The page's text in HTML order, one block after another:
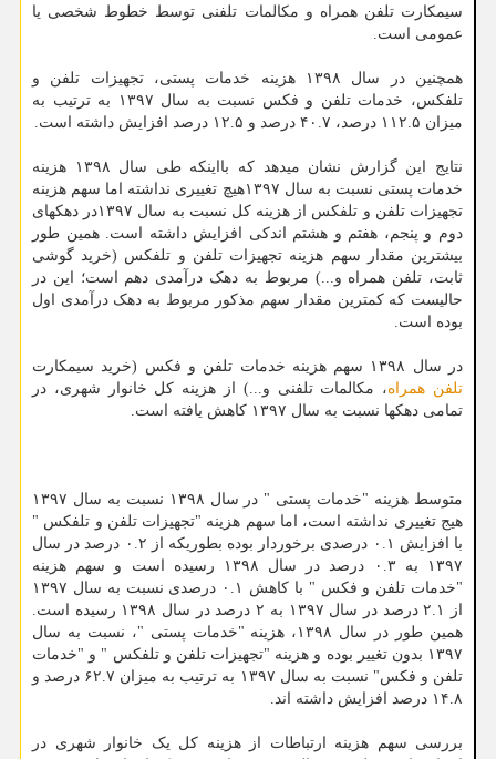
سیمکارت تلفن همراه و مکالمات تلفنی توسط خطوط شخصی یا
عمومی است.
همچنین در سال ۱۳۹۸ هزینه خدمات پستی، تجهیزات تلفن و
تلفکس، خدمات تلفن و فکس نسبت به سال ۱۳۹۷ به ترتیب به
میزان ۱۱۲.۵ درصد، ۴۰.۷ درصد و ۱۲.۵ درصد افزایش داشته است.
نتایج این گزارش نشان میدهد که بااینکه طی سال ۱۳۹۸ هزینه
خدمات پستی نسبت به سال ۱۳۹۷هیچ تغییری نداشته اما سهم هزینه
تجهیزات تلفن و تلفکس از هزینه کل نسبت به سال ۱۳۹۷در دهکهای
دوم و پنجم، هفتم و هشتم اندکی افزایش داشته است. همین طور
بیشترین مقدار سهم هزینه تجهیزات تلفن و تلفکس (خرید گوشی
ثابت، تلفن همراه و...) مربوط به دهک درآمدی دهم است؛ این در
حالیست که کمترین مقدار سهم مذکور مربوط به دهک درآمدی اول
بوده است.
در سال ۱۳۹۸ سهم هزینه خدمات تلفن و فکس (خرید سیمکارت
تلفن همراه، مکالمات تلفنی و...) از هزینه کل خانوار شهری، در
تمامی دهکها نسبت به سال ۱۳۹۷ کاهش یافته است.
متوسط هزینه "خدمات پستی " در سال ۱۳۹۸ نسبت به سال ۱۳۹۷
هیج تغییری نداشته است، اما سهم هزینه "تجهیزات تلفن و تلفکس "
با افزایش ۰.۱ درصدی برخوردار بوده بطوریکه از ۰.۲ درصد در سال
۱۳۹۷ به ۰.۳ درصد در سال ۱۳۹۸ رسیده است و سهم هزینه
"خدمات تلفن و فکس " با کاهش ۰.۱ درصدی نسبت به سال ۱۳۹۷
از ۲.۱ درصد در سال ۱۳۹۷ به ۲ درصد در سال ۱۳۹۸ رسیده است.
همین طور در سال ۱۳۹۸، هزینه "خدمات پستی "، نسبت به سال
۱۳۹۷ بدون تغییر بوده و هزینه "تجهیزات تلفن و تلفکس " و "خدمات
تلفن و فکس" نسبت به سال ۱۳۹۷ به ترتیب به میزان ۶۲.۷ درصد و
۱۴.۸ درصد افزایش داشته اند.
بررسی سهم هزینه ارتباطات از هزینه کل یک خانوار شهری در